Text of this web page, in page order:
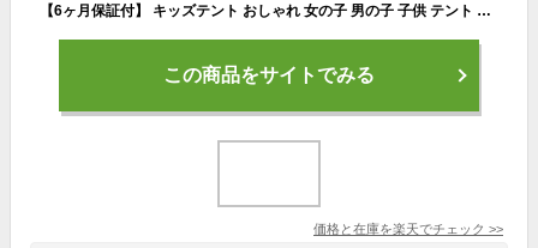
【6ヶ月保証付】 キッズテント おしゃれ 女の子 男の子 子供 テント ハウス 室内 室外 キッズ テント ハウス インテリア プレイハウス 屋外 室内 庭 遊具 遊び場 誕生日 出産祝 遊び場 クリスマス プレゼント に最適 12色 カラーペン付き 水性 水彩ペン 塗り絵 色付け
この商品をサイトでみる
価格と在庫を楽天でチェック >>